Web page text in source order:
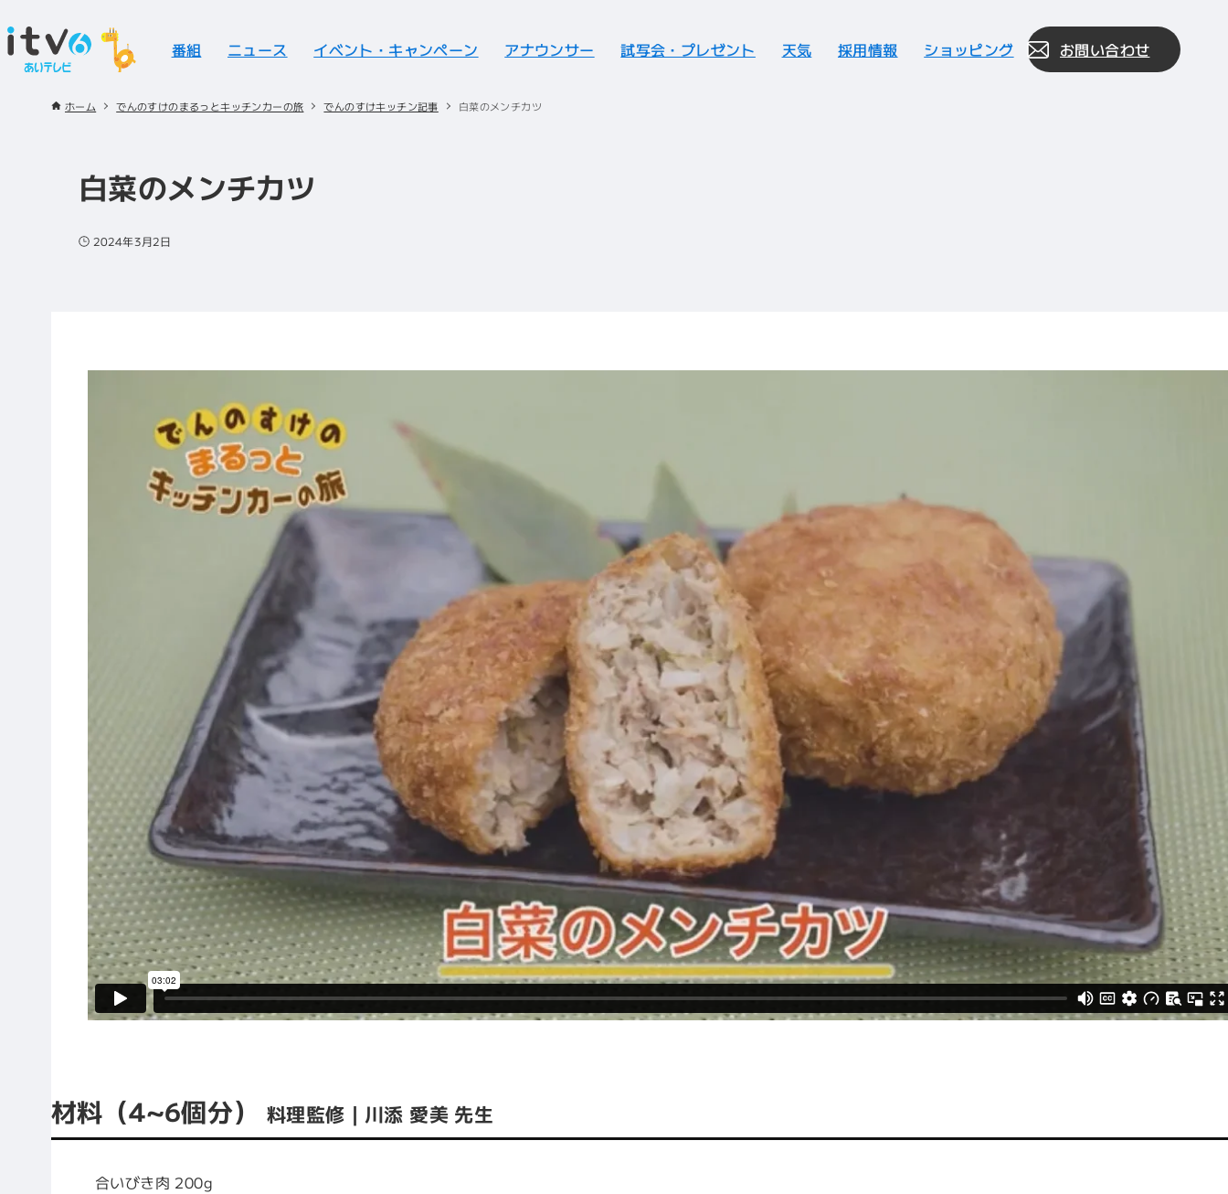
番組 ニュース イベント・キャンペーン アナウンサー 試写会・プレゼント 天気 採用情報 ショッピング お問い合わせ
ホーム でんのすけのまるっとキッチンカーの旅 でんのすけキッチン記事 白菜のメンチカツ
白菜のメンチカツ
2024年3月2日
材料（4~6個分） 料理監修｜川添 愛美 先生
合いびき肉 200g